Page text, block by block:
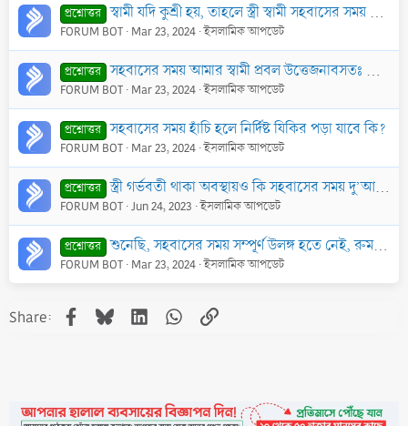
প্রশ্নোত্তর স্বামী যদি কুশ্রী হয়, তাহলে স্ত্রী স্বামী সহবাসের সময় কোন সুশ্রী যুবককে এবং স্ত্রী যদি কুশ্রী হয়, তাহলে স্বামী স্ত্রী সহবাসের সময় কোন সুশ্রী যুবতীকে ক
FORUM BOT Mar 23, 2024 ইসলামিক আপডেট
প্রশ্নোত্তর সহবাসের সময় আমার স্বামী প্রবল উত্তেজনাবসতঃ এমন অনেক অশালীন কথা বলে, যে কথা অন্য সময় বলে না। অনেক সময় সে সব বলে উত্তেজনা সৃষ্টি করে। তাতে কি তার পাপ হব
FORUM BOT Mar 23, 2024 ইসলামিক আপডেট
প্রশ্নোত্তর সহবাসের সময় হাঁচি হলে নির্দিষ্ট যিকির পড়া যাবে কি?
FORUM BOT Mar 23, 2024 ইসলামিক আপডেট
প্রশ্নোত্তর স্ত্রী গর্ভবতী থাকা অবস্থায়ও কি সহবাসের সময় দু’আ পড়তে হবে?
FORUM BOT Jun 24, 2023 ইসলামিক আপডেট
প্রশ্নোত্তর শুনেছি, সহবাসের সময় সম্পূর্ণ উলঙ্গ হতে নেই, রুম অন্ধকার রাখতে হয়, একে অপরের লজ্জাস্থান দেখতে নেই ইত্যাদি। তা কি ঠিক?
FORUM BOT Mar 23, 2024 ইসলামিক আপডেট
Share: Facebook
BlueskyLinkedInWhatsApp
Link